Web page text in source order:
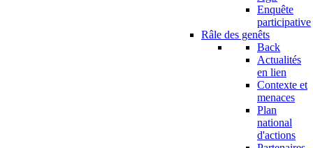
Enquête
participative
Râle des genêts
Back
Actualités
en lien
Contexte et
menaces
Plan
national
d'actions